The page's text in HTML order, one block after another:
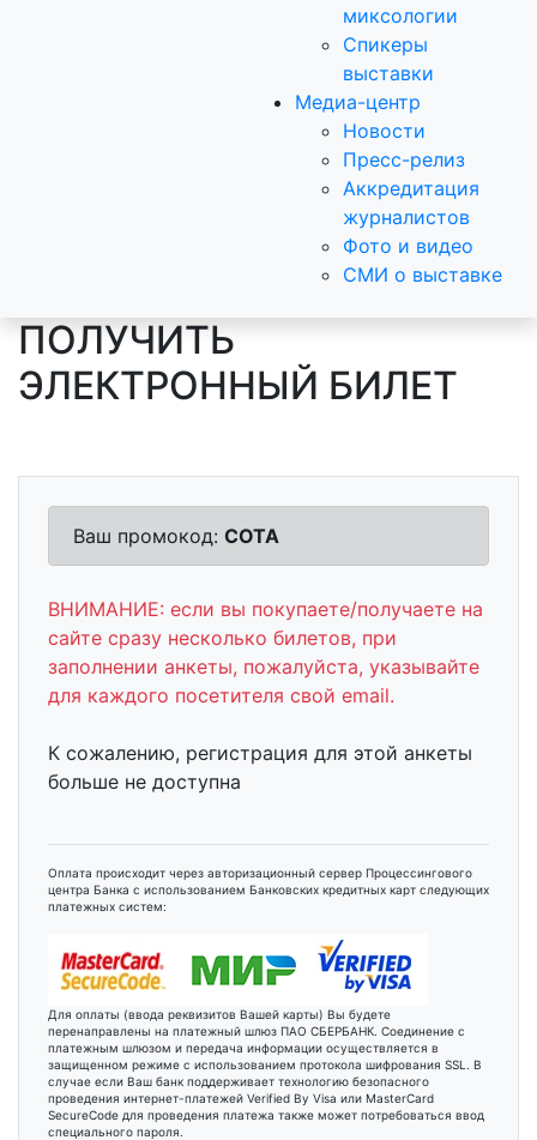
миксологии
Спикеры
выставки
Медиа-центр
Новости
Пресс-релиз
Аккредитация
журналистов
Фото и видео
СМИ о выставке
ПОЛУЧИТЬ
ЭЛЕКТРОННЫЙ БИЛЕТ
Ваш промокод: COTA
ВНИМАНИЕ: если вы покупаете/получаете на
сайте сразу несколько билетов, при
заполнении анкеты, пожалуйста, указывайте
для каждого посетителя свой email.
К сожалению, регистрация для этой анкеты
больше не доступна
Оплата происходит через авторизационный сервер Процессингового
центра Банка с использованием Банковских кредитных карт следующих
платежных систем:
Для оплаты (ввода реквизитов Вашей карты) Вы будете
перенаправлены на платежный шлюз ПАО СБЕРБАНК. Соединение с
платежным шлюзом и передача информации осуществляется в
защищенном режиме с использованием протокола шифрования SSL. В
случае если Ваш банк поддерживает технологию безопасного
проведения интернет-платежей Verified By Visa или MasterCard
SecureCode для проведения платежа также может потребоваться ввод
специального пароля.